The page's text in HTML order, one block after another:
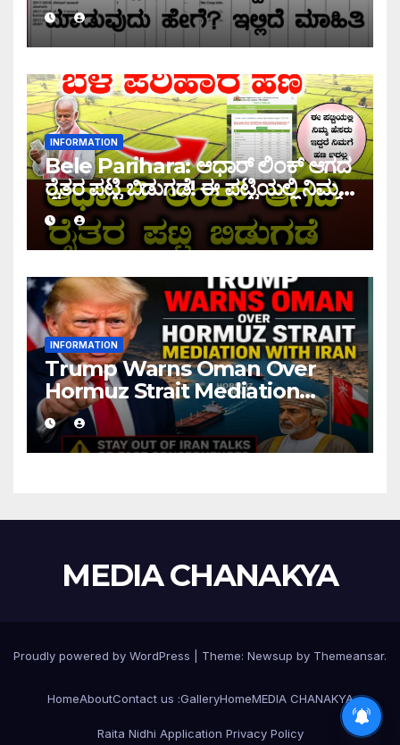
INFORMATION
Bele Parihara: ಆಧಾರ್ ಲಿಂಕ್ ಆಗದ
ರೈತರ ಪಟ್ಟಿ ಬಿಡುಗಡೆ! ಈ ಪಟ್ಟಿಯಲ್ಲಿ ನಿಮ್ಮ
ಹೆಸರು ಇದ್ದರೆ ನಿಮಗೆ ಹಣ ಜಮಾ ಆಗಲ್ಲ !
INFORMATION
Trump Warns Oman Over
Hormuz Strait Mediation
With Iran
MEDIA CHANAKYA
Proudly powered by WordPress Theme: Newsup by Themeansar.
HomeAboutContact us :GalleryHomeMEDIA CHANAKYA
Raita Nidhi Application Privacy Policy